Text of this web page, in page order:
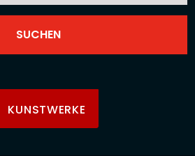
KUNSTWERKE